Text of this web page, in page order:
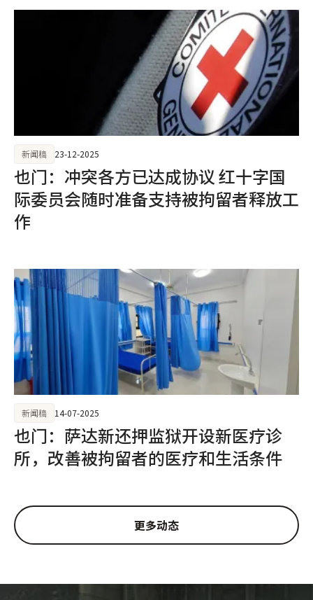
也门：冲突各方已达成协议 红十字国
际委员会随时准备支持被拘留者释放工
作
新闻稿 23-12-2025
也门：萨达新还押监狱开设新医疗诊
所，改善被拘留者的医疗和生活条件
新闻稿 14-07-2025
更多动态